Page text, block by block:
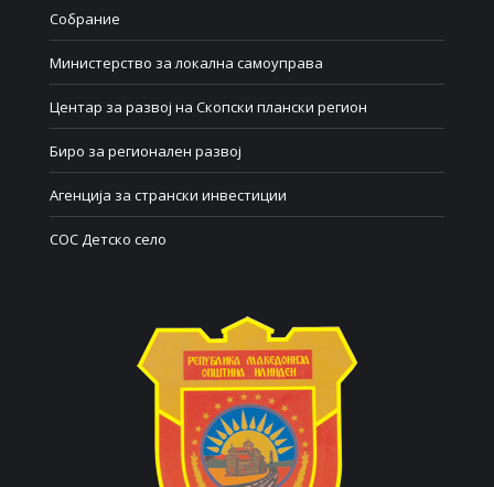
Собрание
Министерство за локална самоуправа
Центар за развој на Скопски плански регион
Биро за регионален развој
Агенција за странски инвестиции
СОС Детско село